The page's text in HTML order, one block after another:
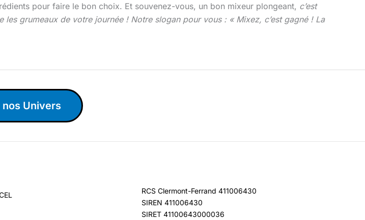
pour faire le bon choix. Et souvenez-vous, un bon mixeur plongeant, c’est
grumeaux de votre journée ! Notre slogan pour vous : « Mixez, c’est gagné ! La
Univers
RCS Clermont-Ferrand 411006430
SIREN 411006430
SIRET 41100643000036